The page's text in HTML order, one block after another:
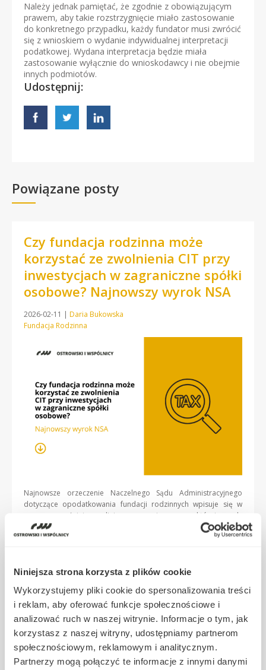
Niniejsza strona korzysta z plików cookie
Wykorzystujemy pliki cookie do spersonalizowania treści
i reklam, aby oferować funkcje społecznościowe i
analizować ruch w naszej witrynie. Informacje o tym, jak
korzystasz z naszej witryny, udostępniamy partnerom
społecznościowym, reklamowym i analitycznym.
Partnerzy mogą połączyć te informacje z innymi danymi
Należy jednak pamiętać, że zgodnie z obowiązującym
prawem, aby takie rozstrzygnięcie miało zastosowanie
do konkretnego przypadku, każdy fundator musi zwrócić
się z wnioskiem o wydanie indywidualnej interpretacji
podatkowej. Wydana interpretacja będzie miała
zastosowanie wyłącznie do wnioskodawcy i nie obejmie
innych podmiotów.
Udostępnij:
Powiązane posty
Czy fundacja rodzinna może
korzystać ze zwolnienia CIT przy
inwestycjach w zagraniczne spółki
osobowe? Najnowszy wyrok NSA
2026-02-11 | Daria Bukowska
Fundacja Rodzinna
Najnowsze orzeczenie Naczelnego Sądu Administracyjnego
dotyczące opodatkowania fundacji rodzinnych wpisuje się w
coraz wyraźniejszą linię orzeczniczą, w której sądy
administracyjne korygują restrykcyjne podejście organów
podatkowych do stosowania zwolnień przewidzianych w ustawie
zagadnień konstrukcyjnych fundacji rodzinnej zakresu
podatkowych czerpania dochodów z zagranicznych struktur
transparentnych podatkowo. Punktem wyjścia był wniosek o
interpretację indywidualną złożony przez przedsiębiorcę
planującego wniesienie do fundacji rodzinnej udziałów w
zagranicznych spółkach osobowych, w tym podmiotach prawa
kajmańskiego i luksemburskiego. Spółki te miały charakter
transparentny podatkowo, […]